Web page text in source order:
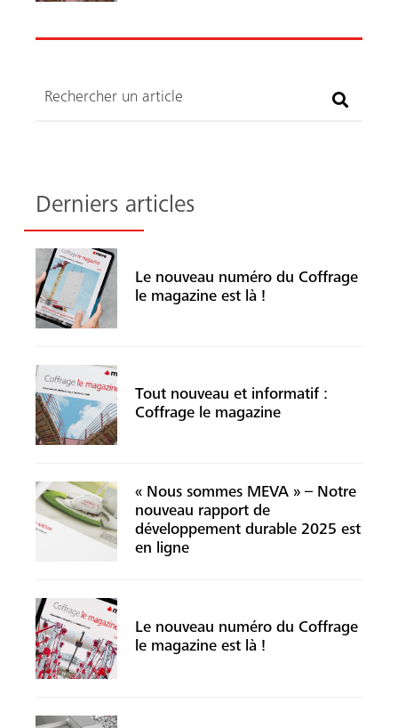
Recherche
Derniers articles
Le nouveau numéro du Coffrage
le magazine est là !
Tout nouveau et informatif :
Coffrage le magazine
« Nous sommes MEVA » – Notre
nouveau rapport de
développement durable 2025 est
en ligne
Le nouveau numéro du Coffrage
le magazine est là !